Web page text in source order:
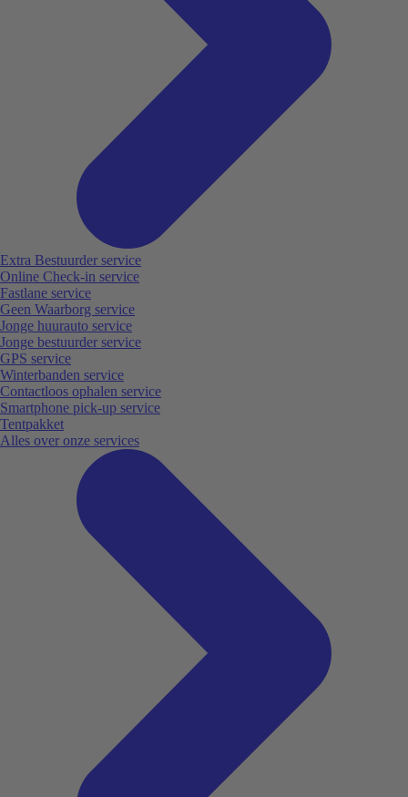
Extra Bestuurder service
Online Check-in service
Fastlane service
Geen Waarborg service
Jonge huurauto service
Jonge bestuurder service
GPS service
Winterbanden service
Contactloos ophalen service
Smartphone pick-up service
Tentpakket
Alles over onze services